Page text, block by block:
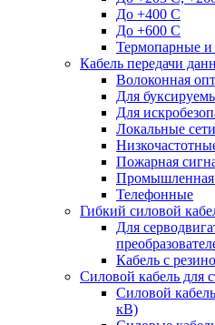
До +400 C
До +600 С
Термопарные
Кабель передачи
Волоконная
Для
Для
Локальные
Пожарная
Промышленная
Телефонные
Гибкий силовой
Для
Кабель с
Силовой кабель для
Силовой
кВ)